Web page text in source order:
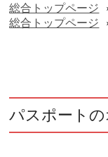
総合トップページ
総合トップページ
パスポート